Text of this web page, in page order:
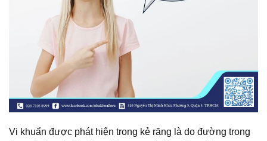
Vi khuẩn được phát hiện trong kẻ răng là do đường trong